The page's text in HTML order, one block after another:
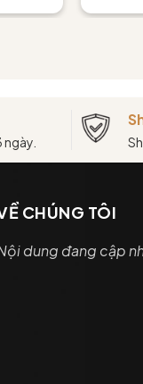
CHÚNG TÔI
dung đang cập